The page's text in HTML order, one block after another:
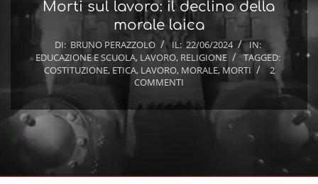
Morti sul lavoro: il declino della
morale laica
DI: BRUNO PERAZZOLO IL: 22/06/2024
IN:
EDUCAZIONE E SCUOLA, LAVORO, RELIGIONE
TAGGED:
COSTITUZIONE, ETICA, LAVORO, MORALE,MORTI
2
COMMENTI